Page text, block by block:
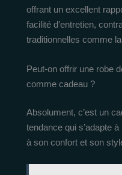
offrant un excellent
facilité d’entretien,
traditionnelles comme
Peut-on offrir une robe
comme cadeau ?
Absolument, c’est un
tendance qui s’adapte
à son confort et son